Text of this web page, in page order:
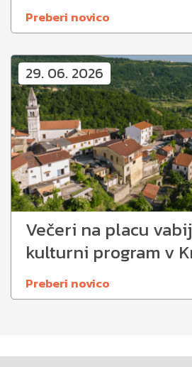
Preberi novico
29. 06. 2026
Večeri na placu
kulturni program v
Preberi novico